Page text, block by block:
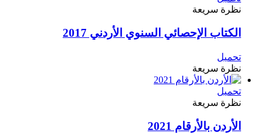
نظرة سريعة
الكتاب الإحصائي السنوي الأردني 2017
تحميل
نظرة سريعة
تحميل
نظرة سريعة
الأردن بالأرقام 2021